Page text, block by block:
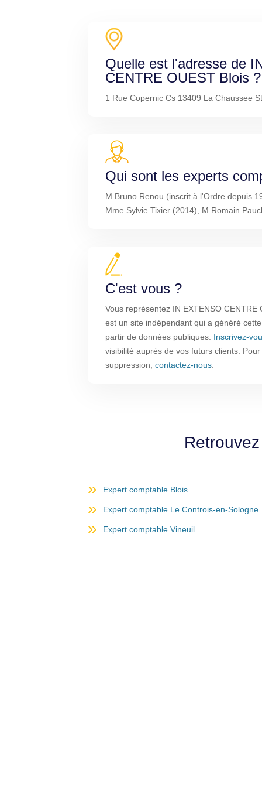
Quelle est l'adresse de
CENTRE OUEST Blois ?
1 Rue Copernic Cs 13409 La Chaussee
Qui sont les experts
M Bruno Renou (inscrit à l'Ordre depuis
Mme Sylvie Tixier (2014), M Romain
C'est vous ?
Vous représentez IN EXTENSO CENTRE
est un site indépendant qui a généré
partir de données publiques. Inscrivez-
visibilité auprès de vos futurs clients.
suppression, contactez-nous
Expert comptable Blois
Expert comptable Le Controis-en-Sologne
Expert comptable Vineuil